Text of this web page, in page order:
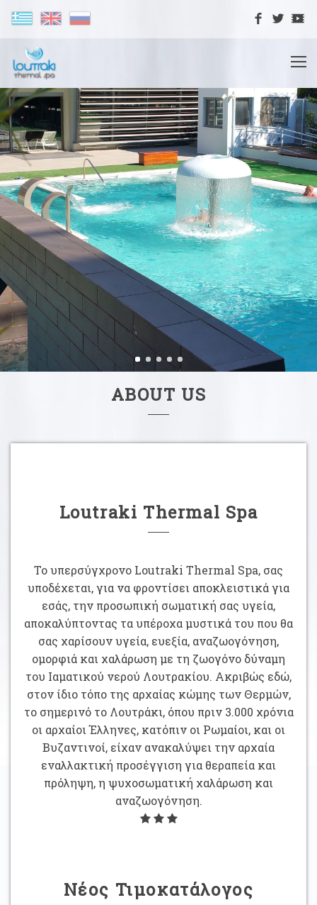
ABOUT US
Loutraki Thermal Spa
Το υπερσύγχρονο Loutraki Thermal Spa, σας
υποδέχεται, για να φροντίσει αποκλειστικά για
εσάς, την προσωπική σωματική σας υγεία,
αποκαλύπτοντας τα υπέροχα μυστικά του που θα
σας χαρίσουν υγεία, ευεξία, αναζωογόνηση,
ομορφιά και χαλάρωση με τη ζωογόνο δύναμη
του Ιαματικού νερού Λουτρακίου. Ακριβώς εδώ,
στον ίδιο τόπο της αρχαίας κώμης των Θερμών,
το σημερινό το Λουτράκι, όπου πριν 3.000 χρόνια
οι αρχαίοι Έλληνες, κατόπιν οι Ρωμαίοι, και οι
Βυζαντινοί, είχαν ανακαλύψει την αρχαία
εναλλακτική προσέγγιση για θεραπεία και
πρόληψη, η ψυχοσωματική χαλάρωση και
αναζωογόνηση.
Νέος Τιμοκατάλογος